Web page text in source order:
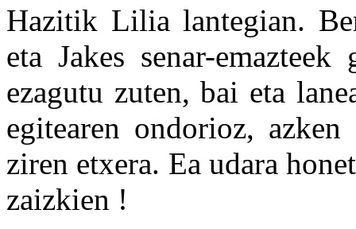
Hazitik Lilia lantegian.
eta Jakes senar-
ezagutu zuten, bai eta
egitearen ondorioz,
ziren etxera. Ea udara
zaizkien !